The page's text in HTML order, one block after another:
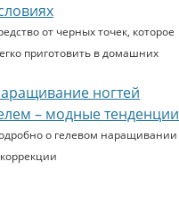
от черных точек, которое
приготовить в домашних
ногтей
– модные тенденции
о гелевом наращивании